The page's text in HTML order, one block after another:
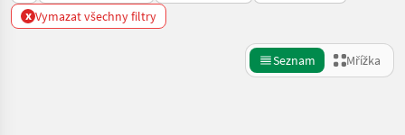
x Vymazat všechny filtry
Seznam Mřížka